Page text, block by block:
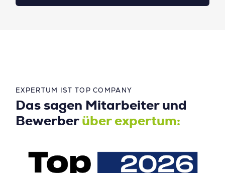
EXPERTUM IST TOP COMPANY
Das sagen Mitarbeiter und
Bewerber über expertum: